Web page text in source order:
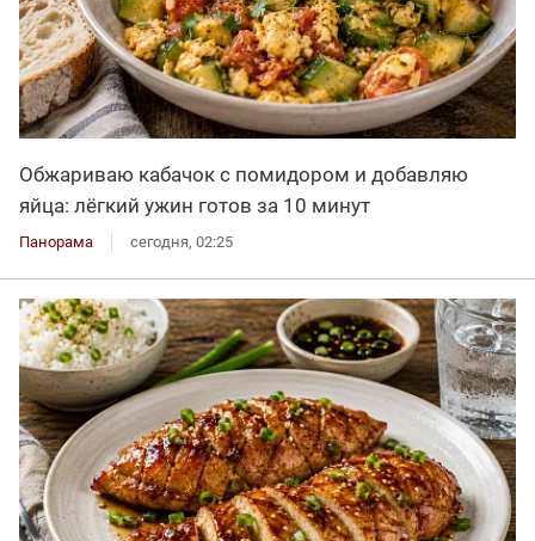
Обжариваю кабачок с помидором и добавляю
яйца: лёгкий ужин готов за 10 минут
Панорама сегодня, 02:25